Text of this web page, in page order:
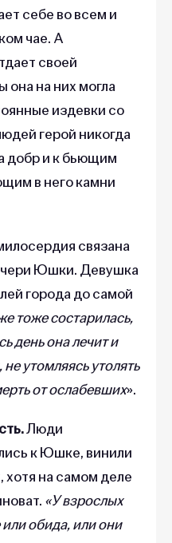
себе во всем и
чае. А
своей
она на них могла
издевки со
герой никогда
добр и к бьющим
в него камни
связана
Юшки. Девушка
города до самой
тоже состарилась,
день она лечит и
утомляясь утолять
от ослабевших».
Люди
к Юшке, винили
хотя на самом деле
«У взрослых
обида, или они